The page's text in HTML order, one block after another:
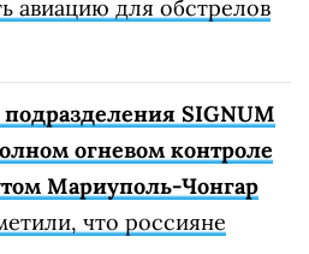
авиацию для обстрелов
SIGNUM
огневом контроле
Мариуполь-Чонгар
что россияне